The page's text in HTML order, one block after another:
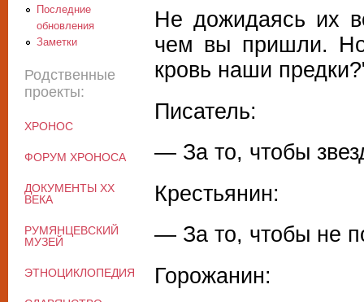
Не дожидаясь их
чем вы пришли. Но
кровь наши
Писатель:
— За то, чтобы
Крестьянин:
— За то, чтобы не
Горожанин:
Последние
обновления
Заметки
Родственные
проекты:
ХРОНОС
ФОРУМ ХРОНОСА
ДОКУМЕНТЫ XX
ВЕКА
РУМЯНЦЕВСКИЙ
МУЗЕЙ
ЭТНОЦИКЛОПЕДИЯ